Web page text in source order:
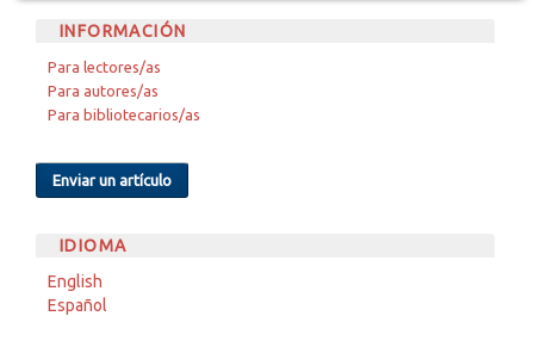
INFORMACIÓN
Para lectores/as
Para autores/as
Para bibliotecarios/as
Enviar un artículo
IDIOMA
English
Español